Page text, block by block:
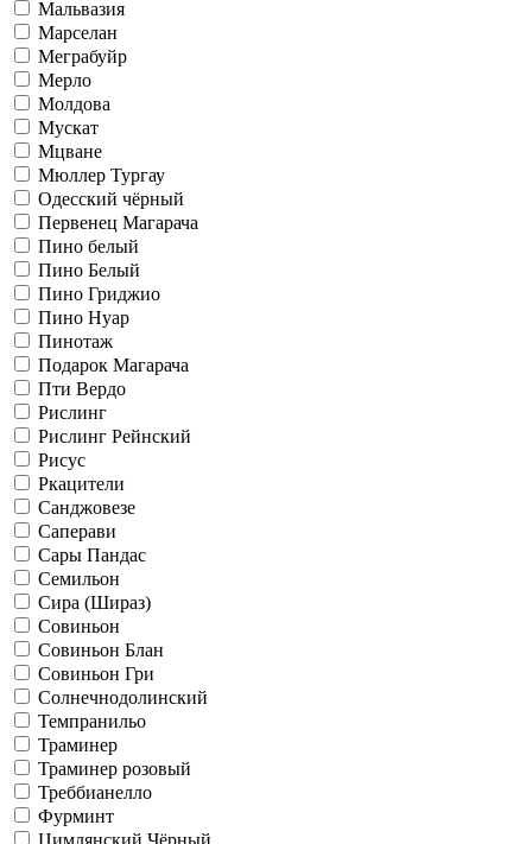
Мальвазия
Марселан
Меграбуйр
Мерло
Молдова
Мускат
Мцване
Мюллер Тургау
Одесский чёрный
Первенец Магарача
Пино белый
Пино Белый
Пино Гриджио
Пино Нуар
Пинотаж
Подарок Магарача
Пти Вердо
Рислинг
Рислинг Рейнский
Рисус
Ркацители
Санджовезе
Саперави
Сары Пандас
Семильон
Сира (Шираз)
Совиньон
Совиньон Блан
Совиньон Гри
Солнечнодолинский
Темпранильо
Траминер
Траминер розовый
Треббианелло
Фурминт
Цимлянский Чёрный